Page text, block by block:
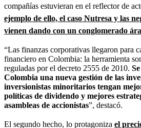
compañías estuvieran en el reflector de
ejemplo de ello, el caso Nutresa y las
vienen dando con un conglomerado
“Las finanzas corporativas llegaron para
financiero en Colombia: la herramienta
reguladas por el decreto 2555 de 2010.
Colombia una nueva gestión de las
inversionistas minoritarios tengan
políticas de dividendo y mejores
asambleas de accionistas”, destacó.
El segundo hecho, lo protagoniza el